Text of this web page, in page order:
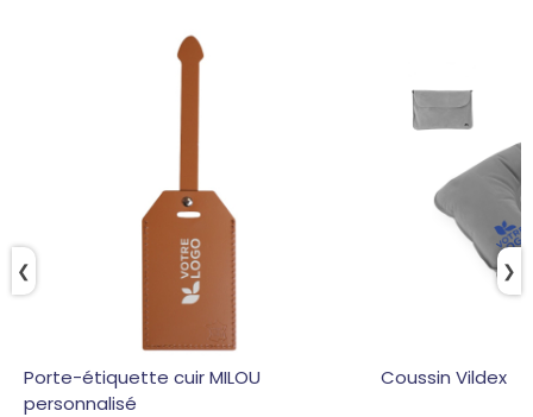
Porte-étiquette cuir MILOU
personnalisé
Coussin Vildex
❯
❮